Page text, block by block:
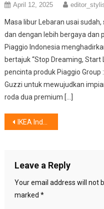
April 12, 2025
Masa libur Lebaran usai
dan dengan lebih bergaya dan
Piaggio Indonesia
bertajuk “Stop Dreaming, Start
pencinta produk Piaggio Group
Guzzi untuk mewujudkan
roda dua premium […]
Post
IKEA Indonesia Rayakan Kemerdekaan ke-80, Dengan Diskon Spesial dan Menu Nusantara
Leave a Reply
Your email address will not
marked *